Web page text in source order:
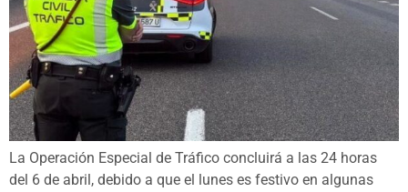
La Operación Especial de Tráfico concluirá a las 24 horas
del 6 de abril, debido a que el lunes es festivo en algunas